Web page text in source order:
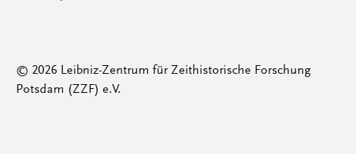
© 2026 Leibniz-Zentrum für Zeithistorische Forschung
Potsdam (ZZF) e.V.